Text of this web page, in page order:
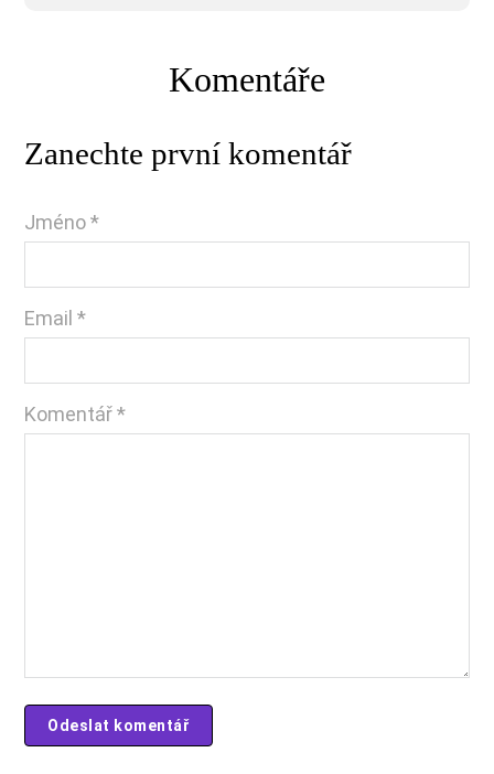
Komentáře
Zanechte první komentář
Jméno *
Email *
Komentář*